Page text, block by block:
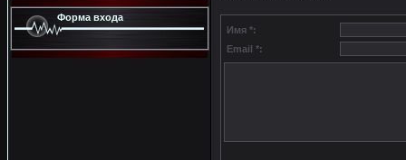
Форма входа
Имя *:
Email *: